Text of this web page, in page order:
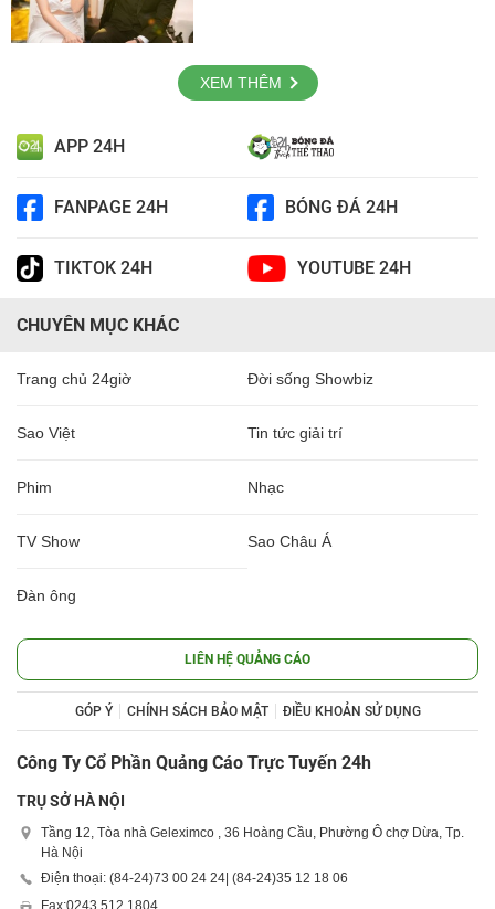
XEM THÊM
APP 24H
FANPAGE 24H BÓNG ĐÁ 24H
TIKTOK 24H YOUTUBE 24H
CHUYÊN MỤC KHÁC
Trang chủ 24giờ Đời sống Showbiz
Sao Việt Tin tức giải trí
Phim Nhạc
TV Show Sao Châu Á
Đàn ông
LIÊN HỆ QUẢNG CÁO
GÓP Ý CHÍNH SÁCH BẢO MẬT ĐIỀU KHOẢN SỬ DỤNG
Công Ty Cổ Phần Quảng Cáo Trực Tuyến 24h
TRỤ SỞ HÀ NỘI
Tầng 12, Tòa nhà Geleximco , 36 Hoàng Cầu, Phường Ô chợ Dừa, Tp.
Hà Nội
Điện thoại: (84-24)73 00 24 24 | (84-24)35 12 18 06
Fax:0243 512 1804